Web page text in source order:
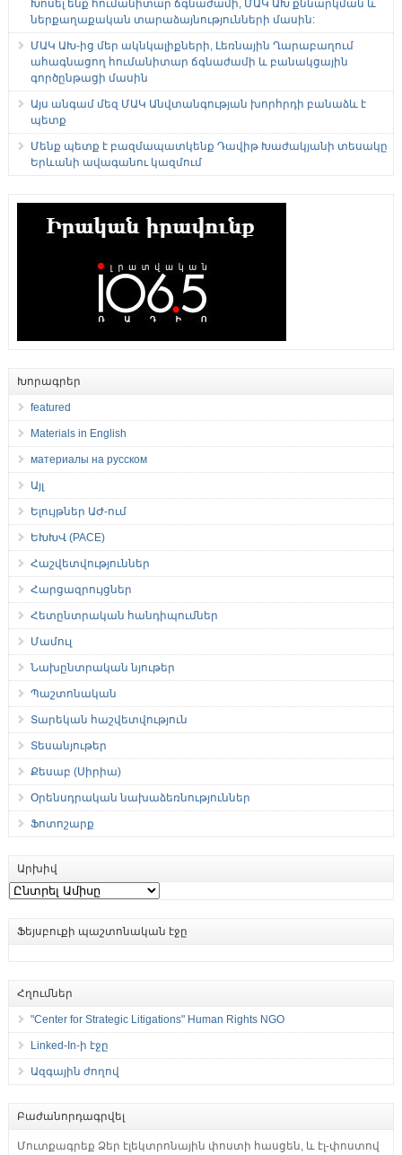
Խոսել ենք հումանիտար ճգնաժամի, ՄԱԿ ԱԽ քննարկման և
ներքաղաքական տարաձայնությունների մասին:
ՄԱԿ ԱԽ-ից մեր ակնկալիքների, Լեռնային Ղարաբաղում
ահագնացող հումանիտար ճգնաժամի և բանակցային
գործընթացի մասին
Այս անգամ մեզ ՄԱԿ Անվտանգության խորհրդի բանաձև է
պետք
Մենք պետք է բազմապատկենք Դավիթ Խաժակյանի տեսակը
Երևանի ավագանու կազմում
Խորագրեր
featured
Materials in English
материалы на русском
Այլ
Ելույթներ ԱԺ-ում
ԵԽԽՎ (PACE)
Հաշվետվություններ
Հարցազրույցներ
Հետընտրական հանդիպումներ
Մամուլ
Նախընտրական նյութեր
Պաշտոնական
Տարեկան հաշվետվություն
Տեսանյութեր
Քեսաբ (Սիրիա)
Օրենսդրական նախաձեռնություններ
Ֆոտոշարք
Արխիվ
Արխիվ
Ֆեյսբուքի պաշտոնական էջը
Հղումներ
"Center for Strategic Litigations" Human Rights NGO
Linked-In-ի էջը
Ազգային ժողով
Բաժանորդագրվել
Մուտքագրեք Ձեր էլեկտրոնային փոստի հասցեն, և էլ-փոստով